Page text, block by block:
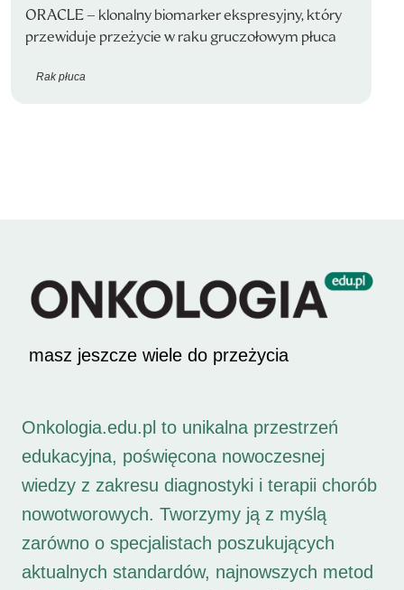
ORACLE – klonalny biomarker ekspresyjny, który
przewiduje przeżycie w raku gruczołowym płuca
Rak płuca
masz jeszcze wiele do przeżycia
Onkologia.edu.pl to unikalna przestrzeń
edukacyjna, poświęcona nowoczesnej
wiedzy z zakresu diagnostyki i terapii chorób
nowotworowych. Tworzymy ją z myślą
zarówno o specjalistach poszukujących
aktualnych standardów, najnowszych metod